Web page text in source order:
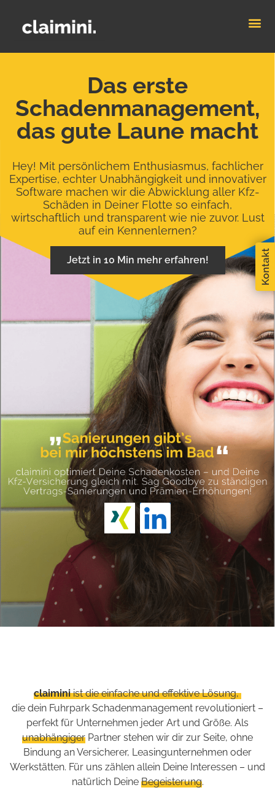
Das erste
Schadenmanagement,
das gute Laune macht
Hey! Mit persönlichem Enthusiasmus, fachlicher
Expertise, echter Unabhängigkeit und innovativer
Software machen wir die Abwicklung aller Kfz-
Schäden in Deiner Flotte so einfach,
wirtschaftlich und transparent wie nie zuvor. Lust
auf ein Kennenlernen?
Jetzt in 10 Min mehr erfahren!
claiminiist die einfache und effektive Lösung,
die dein Fuhrpark Schadenmanagement revolutioniert –
perfekt für Unternehmen jeder Art und Größe. Als
unabhängiger Partner stehen wir dir zur Seite, ohne
Bindung an Versicherer, Leasingunternehmen oder
Werkstätten. Für uns zählen allein Deine Interessen – und
natürlich Deine Begeisterung.